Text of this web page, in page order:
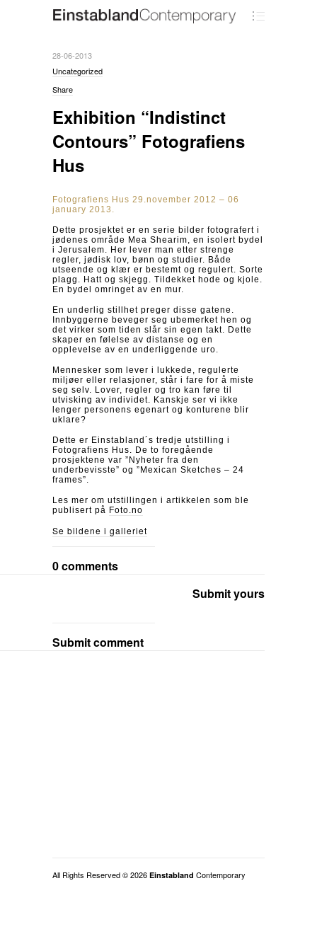
28-06-2013
Uncategorized
Share
Exhibition “Indistinct
Contours” Fotografiens
Hus
Fotografiens Hus 29.november 2012 – 06
january 2013.
Dette prosjektet er en serie bilder fotografert i
jødenes område Mea Shearim, en isolert bydel
i Jerusalem. Her lever man etter strenge
regler, jødisk lov, bønn og studier. Både
utseende og klær er bestemt og regulert. Sorte
plagg. Hatt og skjegg. Tildekket hode og kjole.
En bydel omringet av en mur.
En underlig stillhet preger disse gatene.
Innbyggerne beveger seg ubemerket hen og
det virker som tiden slår sin egen takt. Dette
skaper en følelse av distanse og en
opplevelse av en underliggende uro.
Mennesker som lever i lukkede, regulerte
miljøer eller relasjoner, står i fare for å miste
seg selv. Lover, regler og tro kan føre til
utvisking av individet. Kanskje ser vi ikke
lenger personens egenart og konturene blir
uklare?
Dette er Einstabland´s tredje utstilling i
Fotografiens Hus. De to foregående
prosjektene var ”Nyheter fra den
underbevisste” og ”Mexican Sketches – 24
frames”.
Les mer om utstillingen i artikkelen som ble
publisert på Foto.no
Se bildene i galleriet
0 comments
Submit yours
Submit comment
All Rights Reserved © 2026 Einstabland Contemporary